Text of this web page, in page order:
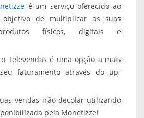
é um serviço oferecido ao
de multiplicar as suas
físicos, digitais e
Televendas é uma opção a mais
faturamento através do up-
vendas irão decolar utilizando
pela Monetizze!